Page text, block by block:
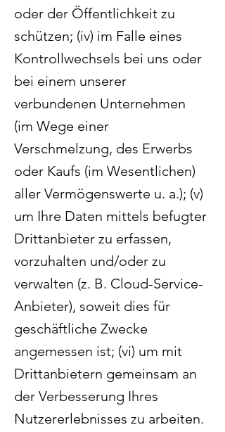
oder der Öffentlichkeit zu
schützen; (iv) im Falle eines
Kontrollwechsels bei uns oder
bei einem unserer
verbundenen Unternehmen
(im Wege einer
Verschmelzung, des Erwerbs
oder Kaufs (im Wesentlichen)
aller Vermögenswerte u. a.); (v)
um Ihre Daten mittels befugter
Drittanbieter zu erfassen,
vorzuhalten und/oder zu
verwalten (z. B. Cloud-Service-
Anbieter), soweit dies für
geschäftliche Zwecke
angemessen ist; (vi) um mit
Drittanbietern gemeinsam an
der Verbesserung Ihres
Nutzererlebnisses zu arbeiten.